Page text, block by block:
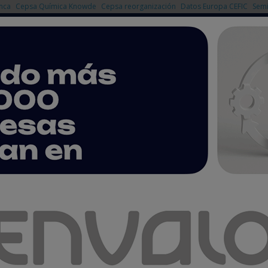
Cepsa Química Knowde Cepsa reorganización Datos Europa CEFIC
S.L.